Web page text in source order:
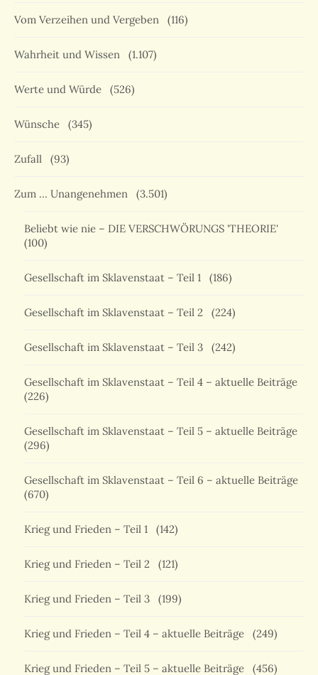
Vom Verzeihen und Vergeben (116)
Wahrheit und Wissen (1.107)
Werte und Würde (526)
Wünsche (345)
Zufall (93)
Zum … Unangenehmen (3.501)
Beliebt wie nie – DIE VERSCHWÖRUNGS 'THEORIE'
(100)
Gesellschaft im Sklavenstaat – Teil 1 (186)
Gesellschaft im Sklavenstaat – Teil 2 (224)
Gesellschaft im Sklavenstaat – Teil 3 (242)
Gesellschaft im Sklavenstaat – Teil 4 – aktuelle Beiträge
(226)
Gesellschaft im Sklavenstaat – Teil 5 – aktuelle Beiträge
(296)
Gesellschaft im Sklavenstaat – Teil 6 – aktuelle Beiträge
(670)
Krieg und Frieden – Teil 1 (142)
Krieg und Frieden – Teil 2 (121)
Krieg und Frieden – Teil 3 (199)
Krieg und Frieden – Teil 4 – aktuelle Beiträge (249)
Krieg und Frieden – Teil 5 – aktuelle Beiträge (456)